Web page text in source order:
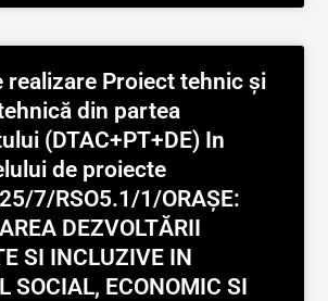
realizare Proiect tehnic și
din partea
(DTAC+PT+DE) In
de proiecte
7/RSO5.1/1/ORAȘE:
DEZVOLTĂRII
SI INCLUZIVE IN
SOCIAL, ECONOMIC SI